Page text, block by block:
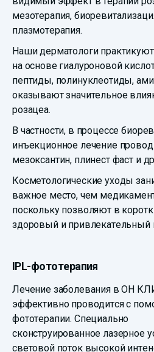
мезотерапия,
плазмотерапия.
Наши дерматологи
на основе гиалуроновой
пептиды, полинуклеотиды,
оказывают значительное
розацеа.
В частности, в процессе
инъекционное лечение
мезоксантин, плинест фаст и
Косметологические уходы
важное место, чем
поскольку позволяют в
здоровый и привлекательный
IPL-фототерапия
Лечение заболевания в ОН
эффективно проводится с
фототерапии. Специально
сконструированное лазерное
световой поток высокой